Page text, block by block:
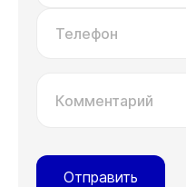
Телефон
Комментарий
Отправить